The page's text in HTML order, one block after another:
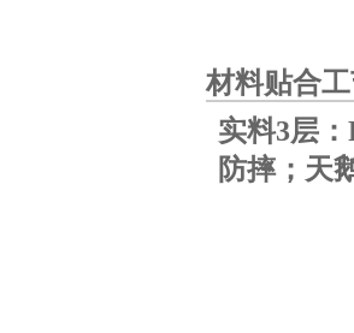
材料贴合
实料3层
防摔；天